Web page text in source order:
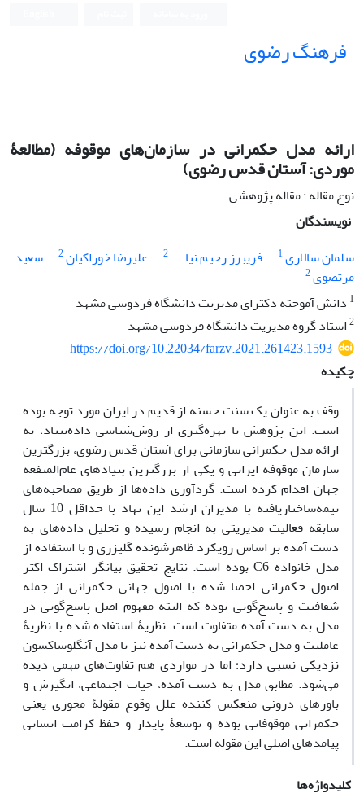
فرهنگ رضوی
ارائه مدل حکمرانی در سازمان‌های موقوفه (مطالعۀ
موردی: آستان قدس رضوی)
نوع مقاله : مقاله پژوهشی
نویسندگان
سلمان سالاری1 فریبرز رحیم نیا 2 علیرضا خوراکیان2
سعید
مرتضوی2
1 دانش آموخته دکترای مدیریت دانشگاه فردوسی مشهد
2استاد گروه مدیریت دانشگاه فردوسی مشهد
https://doi.org/10.22034/farzv.2021.261423.1593
چکیده
وقف به عنوان یک سنت حسنه از قدیم در ایران مورد توجه بوده
است. این پژوهش با بهره‌گیری از روش‌شناسی داده‌بنیاد، به
ارائه مدل حکمرانی سازمانی برای آستان قدس رضوی، بزرگترین
سازمان موقوفه ایرانی و یکی از بزرگترین بنیادهای عام‌المنفعه
جهان اقدام کرده است. گردآوری داده‌ها از طریق مصاحبه‌های
نیمه‌ساختاریافته با مدیران ارشد این نهاد با حداقل 10 سال
سابقه فعالیت مدیریتی به انجام رسیده و تحلیل داده‌های به
دست آمده بر اساس رویکرد ظاهرشونده گلیزری و با استفاده از
مدل خانواده C6 بوده است. نتایج تحقیق بیانگر اشتراک اکثر
اصول حکمرانی احصا شده با اصول جهانی حکمرانی از جمله
شفافیت و پاسخ‌گویی بوده که البته مفهوم اصل پاسخ‌گویی در
مدل به دست آمده متفاوت است. نظریۀ استفاده شده با نظریۀ
عاملیت و مدل حکمرانی به دست آمده نیز با مدل آنگلوساکسون
نزدیکی نسبی دارد؛ اما در مواردی هم تفاوت‌های مهمی دیده
می‌شود. مطابق مدل به دست آمده، حیات اجتماعی، انگیزش و
باورهای درونی منعکس کننده علل وقوع مقولۀ محوری یعنی
حکمرانی موقوفاتی بوده و توسعۀ پایدار و حفظ کرامت انسانی
پیامدهای اصلی این مقوله است.
کلیدواژه‌ها